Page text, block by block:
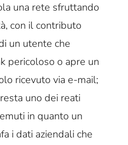
una rete sfruttando
con il contributo
un utente che
pericoloso o apre un
ricevuto via e-mail;
resta uno dei reati
in quanto un
i dati aziendali che